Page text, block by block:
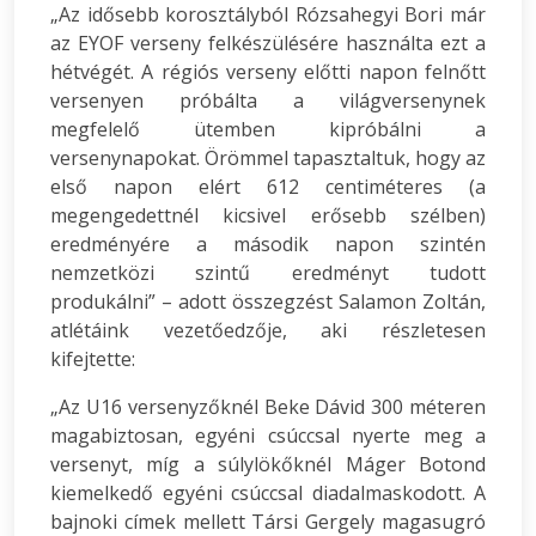
„Az idősebb korosztályból Rózsahegyi Bori már
az EYOF verseny felkészülésére használta ezt a
hétvégét. A régiós verseny előtti napon felnőtt
versenyen próbálta a világversenynek
megfelelő ütemben kipróbálni a
versenynapokat. Örömmel tapasztaltuk, hogy az
első napon elért 612 centiméteres (a
megengedettnél kicsivel erősebb szélben)
eredményére a második napon szintén
nemzetközi szintű eredményt tudott
produkálni” – adott összegzést Salamon Zoltán,
atlétáink vezetőedzője, aki részletesen
kifejtette:
„Az U16 versenyzőknél Beke Dávid 300 méteren
magabiztosan, egyéni csúccsal nyerte meg a
versenyt, míg a súlylökőknél Máger Botond
kiemelkedő egyéni csúccsal diadalmaskodott. A
bajnoki címek mellett Társi Gergely magasugró